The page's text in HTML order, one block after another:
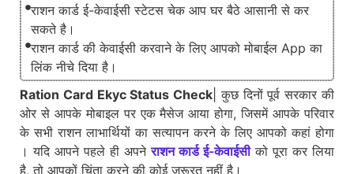
राशन कार्ड ई-केवाईसी स्टेटस चेक आप घर बैठे आसानी से कर
सकते है।
राशन कार्ड की केवाईसी करवाने के लिए आपको मोबाईल App का
लिंक नीचे दिया है।
Ration Card Ekyc Status Check | कुछ दिनों पूर्व सरकार की
ओर से आपके मोबाइल पर एक मैसेज आया होगा, जिसमें आपके परिवार
के सभी राशन लाभार्थियों का सत्यापन करने के लिए आपको कहां होगा
। यदि आपने पहले ही अपनेराशन कार्ड ई-केवाईसीको पूरा कर लिया
है, तो आपकों चिंता करने की कोई जरूरत नहीं है।